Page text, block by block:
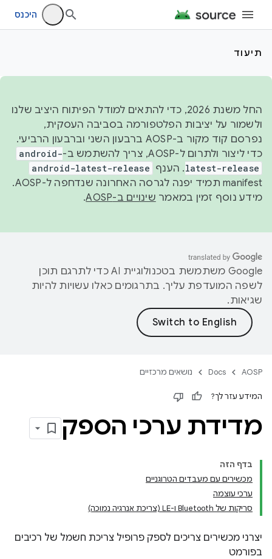
היכנס
תיעוד
החל משנת 2026, כדי להתאים למודל הפיתוח היציב שלנו
ולשמור על יציבות הפלטפורמה בסביבה העסקית,
נפרסם קוד מקור ב-AOSP ברבעון השני וברבעון הרביעי.
כדי ליצור ולתרום ל-AOSP, צריך להשתמש ב-
android-
latest-release. הענף android-latest-release
manifest תמיד יפנה לגרסה האחרונה שנדחפה ל-AOSP.
מידע נוסף זמין במאמר שינויים ב-AOSP .
‫Google משתמשת בטכנולוגיית AI כדי לתרגם תוכן
לשפה המועדפת עליך. בתרגומים כאלו עשויות להיות
שגיאות.
AOSP
Docs נושאים מרכזיים
המידע עזר לך?
מדידת ערכי הספק
בדף הזה
מכשירים עם מעבדים הטרוגניים
ערכי עוצמה
סריקות של Bluetooth ו-LE (צריכת אנרגיה נמוכה)
יצרני מכשירים צריכים לספק פרופיל צריכת חשמל של רכיבים
בפורמט